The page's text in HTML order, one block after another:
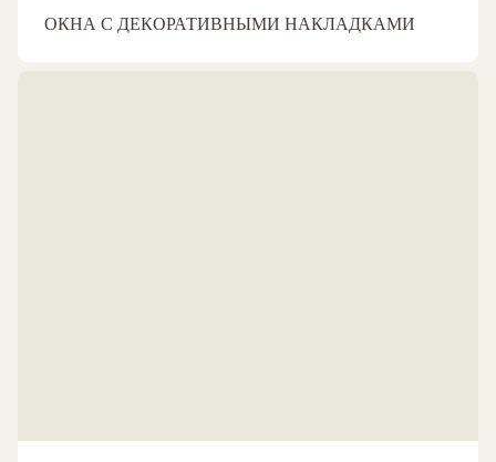
ОКНА С ДЕКОРАТИВНЫМИ НАКЛАДКАМИ